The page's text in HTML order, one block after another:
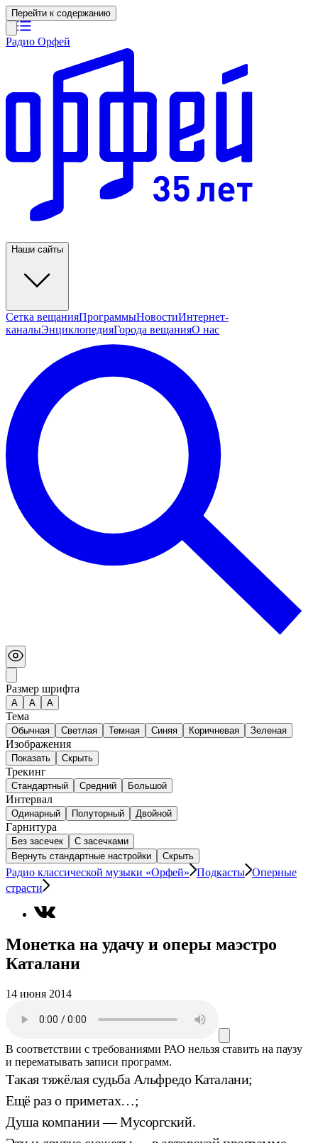
Перейти к содержанию
Радио Орфей
Наши сайты
Сетка вещанияПрограммыНовостиИнтернет-
каналыЭнциклопедияГорода вещанияО нас
Размер шрифта
А A A
Тема
Обычная Светлая Темная Синяя Коричневая Зеленая
Изображения
Показать Скрыть
Трекинг
Стандартный Средний Большой
Интервал
Одинарный Полуторный Двойной
Гарнитура
Без засечек
С засечками
Вернуть стандартные настройки
Скрыть
Радио классической музыки «Орфей» Подкасты Оперные
страсти
Монетка на удачу и оперы маэстро
Каталани
14 июня 2014
В соответствии с требованиями РАО нельзя ставить на паузу
и перематывать записи программ.
Такая тяжёлая судьба Альфредо Каталани;
Ещё раз о приметах…;
Душа компании — Мусоргский.